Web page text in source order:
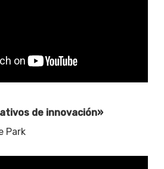
de innovación»
Park